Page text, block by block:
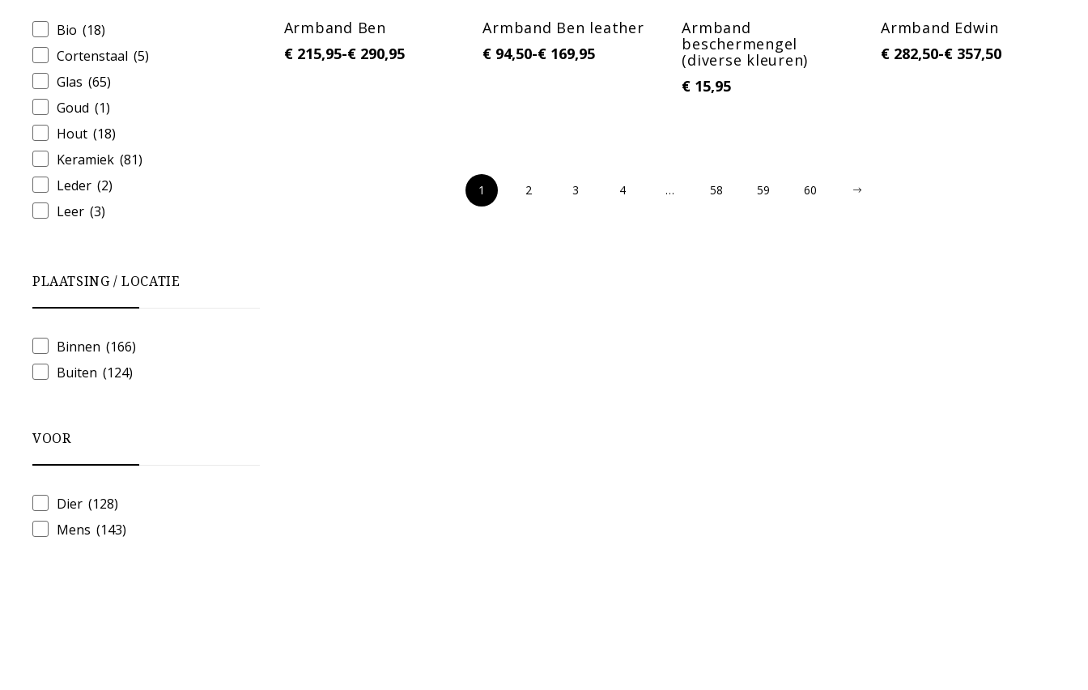
Bio (18)
Cortenstaal (5)
Glas (65)
Goud (1)
Hout (18)
Keramiek (81)
Leder (2)
Leer (3)
RVS (11)
PLAATSING / LOCATIE
Binnen (166)
Buiten (124)
VOOR
Dier (128)
Mens (143)
Armband Ben
€215,95-€290,95
Armband Ben leather
€ 94,50-€ 169,95
Armband
beschermengel
(diverse kleuren)
€ 15,95
Armband Edwin
€ 282,50-€ 357,50
1 2 3 4 … 58 59 60